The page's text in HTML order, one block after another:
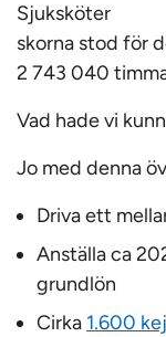
Sjuksköter
skorna stod för
2 743 040
Vad hade vi
Jo med denna
Driva ett
Anställa ca
grundlön
Cirka 1.600